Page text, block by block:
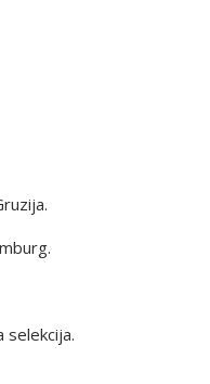
selekcija.